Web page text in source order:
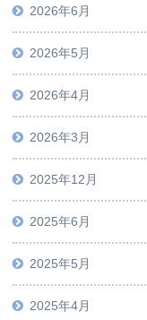
2026年6月
2026年5月
2026年4月
2026年3月
2025年12月
2025年6月
2025年5月
2025年4月